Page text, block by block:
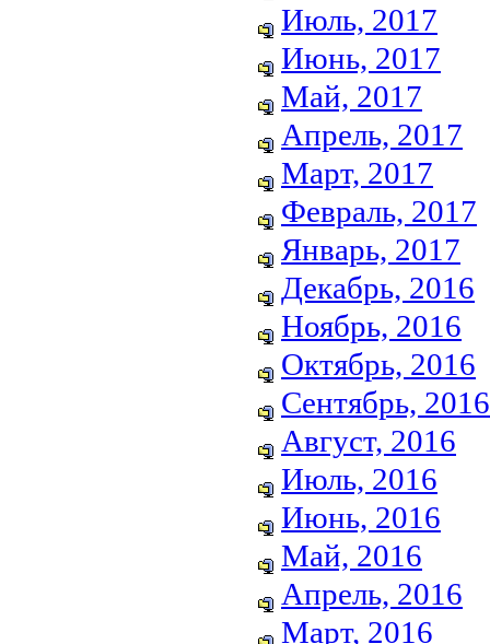
Июль, 2017
Июнь, 2017
Май, 2017
Апрель, 2017
Март, 2017
Февраль, 2017
Январь, 2017
Декабрь, 2016
Ноябрь, 2016
Октябрь, 2016
Сентябрь, 2016
Август, 2016
Июль, 2016
Июнь, 2016
Май, 2016
Апрель, 2016
Март, 2016